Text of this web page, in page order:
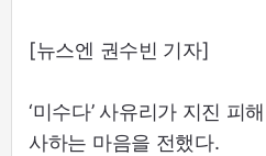
[뉴스엔 권수빈 기자]
‘미수다’ 사유리가 지진 피
사하는 마음을 전했다.